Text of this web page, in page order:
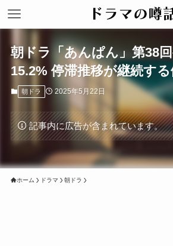
朝ドラ「あんぱん」第38
15.2% 停滞推移が継続する
朝ドラ 2025年5月22日
記事内に広告が含まれています。
ホーム ドラマ 朝ドラ